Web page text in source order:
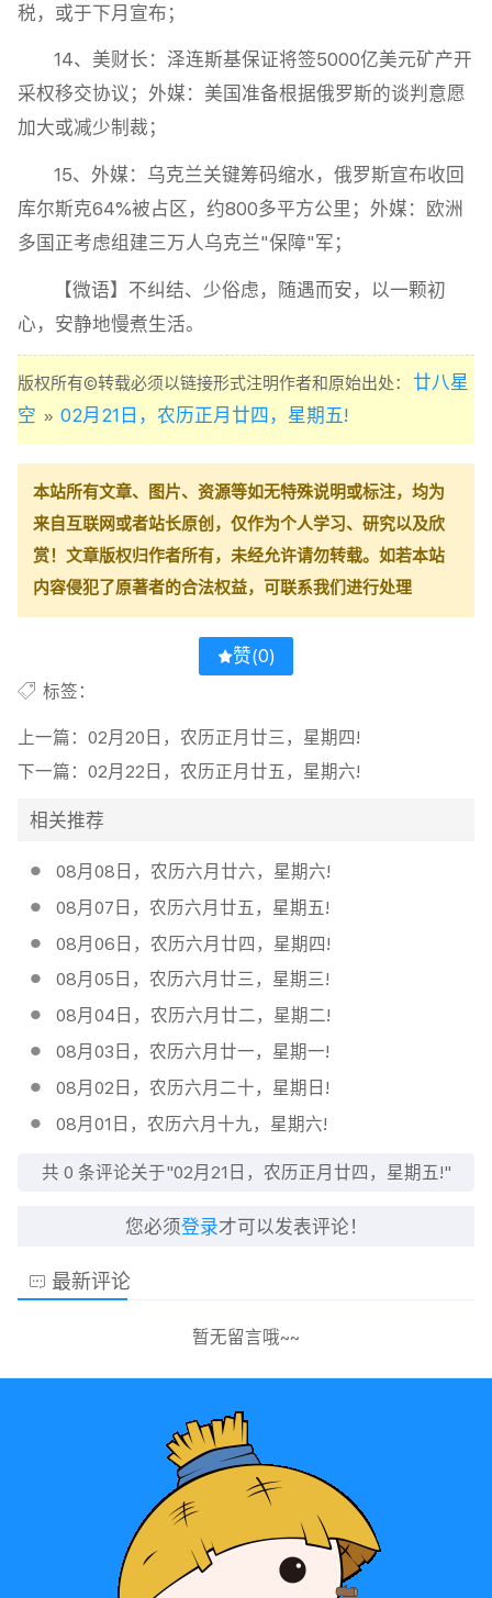
税，或于下月宣布；
14、美财长：泽连斯基保证将签5000亿美元矿产开
采权移交协议；外媒：美国准备根据俄罗斯的谈判意愿
加大或减少制裁；
15、外媒：乌克兰关键筹码缩水，俄罗斯宣布收回
库尔斯克64%被占区，约800多平方公里；外媒：欧洲
多国正考虑组建三万人乌克兰"保障"军；
【微语】不纠结、少俗虑，随遇而安，以一颗初
心，安静地慢煮生活。
版权所有©转载必须以链接形式注明作者和原始出处：
廿八星
空 » 02月21日，农历正月廿四，星期五!
本站所有文章、图片、资源等如无特殊说明或标注，均为
来自互联网或者站长原创，仅作为个人学习、研究以及欣
赏！文章版权归作者所有，未经允许请勿转载。如若本站
内容侵犯了原著者的合法权益，可联系我们进行处理
赞(0)
标签：
上一篇： 02月20日，农历正月廿三，星期四!
下一篇： 02月22日，农历正月廿五，星期六!
相关推荐
08月08日，农历六月廿六，星期六!
08月07日，农历六月廿五，星期五!
08月06日，农历六月廿四，星期四!
08月05日，农历六月廿三，星期三!
08月04日，农历六月廿二，星期二!
08月03日，农历六月廿一，星期一!
08月02日，农历六月二十，星期日!
08月01日，农历六月十九，星期六!
共 0 条评论关于"02月21日，农历正月廿四，星期五!"
您必须登录才可以发表评论！
最新评论
暂无留言哦~~